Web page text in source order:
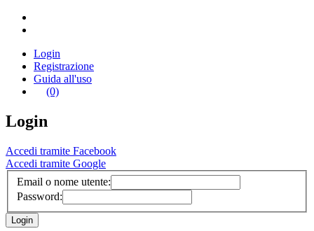
Login
Registrazione
Guida all'uso
(0)
Login
Accedi tramite Facebook
Accedi tramite Google
Email o nome utente:
Password: